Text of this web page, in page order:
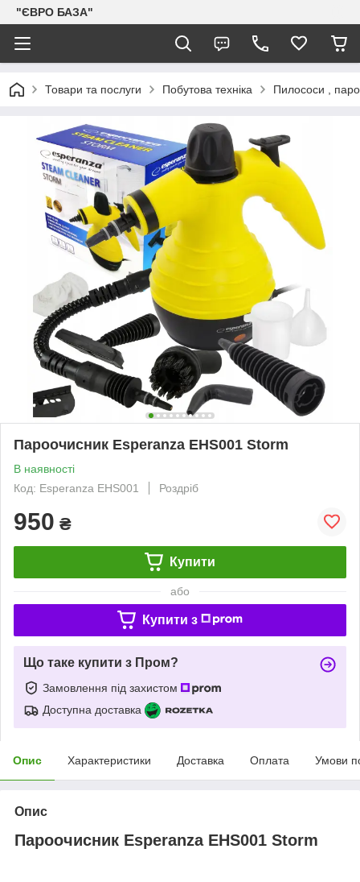
"ЄВРО БАЗА"
Товари та послуги Побутова техніка Пилососи ,
Пароочисник Esperanza EHS001 Storm
В наявності
Код: Esperanza EHS001
Роздріб
950 ₴
Купити
або
Купити з
Що таке купити з Пром?
Замовлення під захистом
Доступна доставка
Опис Характеристики Доставка Оплата Умови
Опис
Пароочисник Esperanza EHS001 Storm